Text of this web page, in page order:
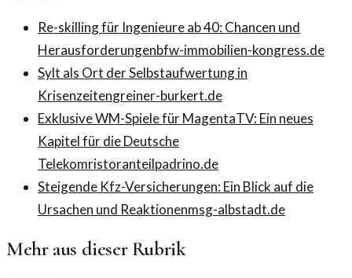
Re-skilling für Ingenieure ab 40: Chancen und
Herausforderungenbfw-immobilien-kongress.de
Sylt als Ort der Selbstaufwertung in
Krisenzeitengreiner-burkert.de
Exklusive WM-Spiele für MagentaTV: Ein neues
Kapitel für die Deutsche
Telekomristoranteilpadrino.de
Steigende Kfz-Versicherungen: Ein Blick auf die
Ursachen und Reaktionenmsg-albstadt.de
Mehr aus dieser Rubrik